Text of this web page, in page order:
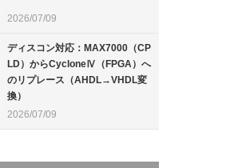
2026/07/09
ディスコン対応：MAX7000（CP
LD）からCycloneⅣ（FPGA）へ
のリプレース（AHDL→VHDL変
換）
2026/07/09